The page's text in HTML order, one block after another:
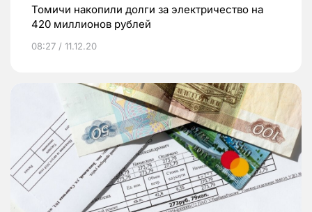
Томичи накопили долги за электричество на
420 миллионов рублей
08:27 / 11.12.20